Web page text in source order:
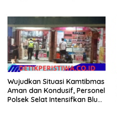
Wujudkan Situasi Kamtibmas
Aman dan Kondusif, Personel
Polsek Selat Intensifkan Blue